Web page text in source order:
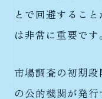
とで回避するこ
は非常に重要です
市場調査の初期
の公的機関が発